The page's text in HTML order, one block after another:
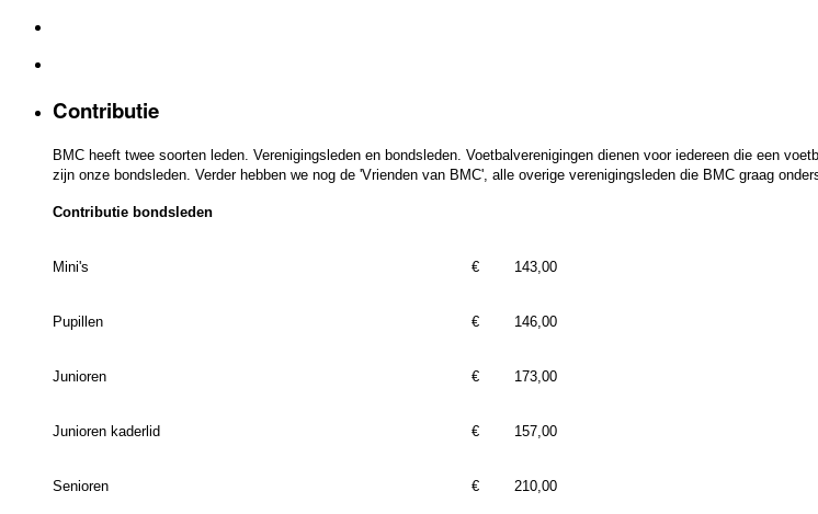
Contributie
BMC heeft twee soorten leden. Verenigingsleden en bondsleden. Voetbalverenigingen dienen voor iedereen die een
zijn onze bondsleden. Verder hebben we nog de 'Vrienden van BMC', alle overige verenigingsleden die BMC graag
Contributie bondsleden
Mini's € 143,00
Pupillen € 146,00
Junioren € 173,00
Junioren kaderlid € 157,00
Senioren € 210,00